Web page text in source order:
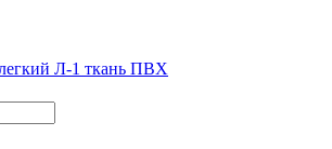
Л-1 ткань ПВХ